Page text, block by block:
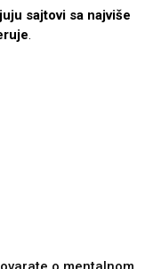
sajtovi sa najviše
.